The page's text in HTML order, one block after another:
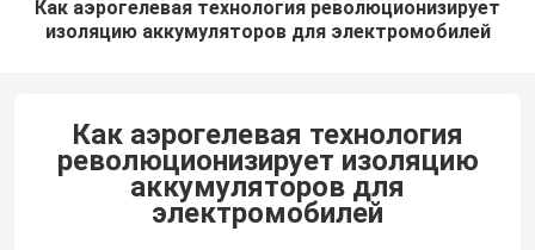
Как аэрогелевая технология революционизирует
изоляцию аккумуляторов для электромобилей
Как аэрогелевая технология
революционизирует изоляцию
аккумуляторов для
электромобилей